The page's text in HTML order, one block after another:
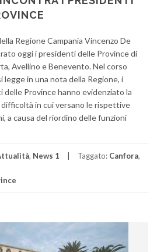
Regione Campania Vincenzo De
oggi i presidenti delle Province di
Avellino e Benevento. Nel corso
legge in una nota della Regione, i
Province hanno evidenziato la
in cui versano le rispettive
a causa del riordino delle funzioni
, News 1 Taggato: Canfora,